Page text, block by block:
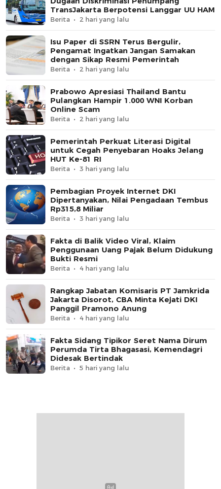
TransJakarta Berpotensi Langgar UU HAM
Berita 2 hari yang lalu
Isu Paper di SSRN Terus Bergulir,
Pengamat Ingatkan Jangan Samakan
dengan Sikap Resmi Pemerintah
Berita 2 hari yang lalu
Prabowo Apresiasi Thailand Bantu
Pulangkan Hampir 1.000 WNI Korban
Online Scam
Berita 2 hari yang lalu
Pemerintah Perkuat Literasi Digital
untuk Cegah Penyebaran Hoaks Jelang
HUT Ke-81 RI
Berita 3 hari yang lalu
Pembagian Proyek Internet DKI
Dipertanyakan, Nilai Pengadaan Tembus
Rp315,8 Miliar
Berita 3 hari yang lalu
Fakta di Balik Video Viral, Klaim
Penggunaan Uang Pajak Belum Didukung
Bukti Resmi
Berita 4 hari yang lalu
Rangkap Jabatan Komisaris PT Jamkrida
Jakarta Disorot, CBA Minta Kejati DKI
Panggil Pramono Anung
Berita 4 hari yang lalu
Fakta Sidang Tipikor Seret Nama Dirum
Perumda Tirta Bhagasasi, Kemendagri
Didesak Bertindak
Berita 5 hari yang lalu